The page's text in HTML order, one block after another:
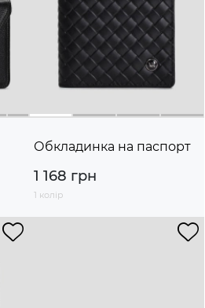
Обкладинка на паспорт
1 168 грн
1 колір